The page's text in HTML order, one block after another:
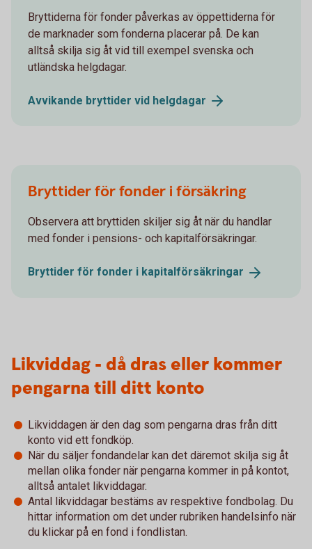
Bryttiderna för fonder påverkas av öppettiderna för
de marknader som fonderna placerar på. De kan
alltså skilja sig åt vid till exempel svenska och
utländska helgdagar.
Avvikande bryttider vid helgdagar
Bryttider för fonder i försäkring
Observera att bryttiden skiljer sig åt när du handlar
med fonder i pensions- och kapitalförsäkringar.
Bryttider för fonder i kapitalförsäkringar
Likviddag - då dras eller kommer
pengarna till ditt konto
Likviddagen är den dag som pengarna dras från ditt
konto vid ett fondköp.
När du säljer fondandelar kan det däremot skilja sig åt
mellan olika fonder när pengarna kommer in på kontot,
alltså antalet likviddagar.
Antal likviddagar bestäms av respektive fondbolag. Du
hittar information om det under rubriken handelsinfo när
du klickar på en fond i fondlistan.